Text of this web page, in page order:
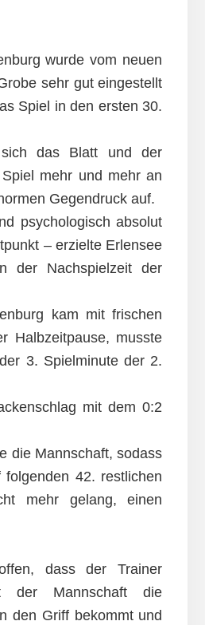
wurde vom neuen
sehr gut eingestellt
Spiel in den ersten 30.
das Blatt und der
mehr und mehr an
Gegendruck auf.
psychologisch absolut
– erzielte Erlensee
der Nachspielzeit der
kam mit frischen
Halbzeitpause, musste
3. Spielminute der 2.
mit dem 0:2
die Mannschaft, sodass
42. restlichen
mehr gelang, einen
dass der Trainer
der Mannschaft die
den Griff bekommt und